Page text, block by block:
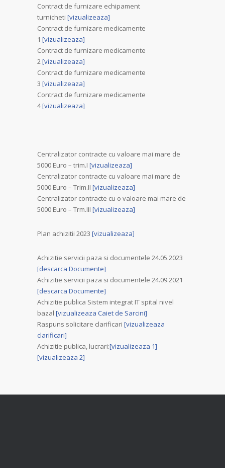
Contract de furnizare echipament
turnicheti [vizualizeaza]
Contract de furnizare medicamente
1 [vizualizeaza]
Contract de furnizare medicamente
2[vizualizeaza]
Contract de furnizare medicamente
3 [vizualizeaza]
Contract de furnizare medicamente
4[vizualizeaza]
Centralizator contracte cu valoare mai mare de
5000 Euro – trim.I [vizualizeaza]
Centralizator contracte cu valoare mai mare de
5000 Euro – Trim.II [vizualizeaza]
Centralizator contracte cu o valoare mai mare de
5000 Euro – Trm.III [vizualizeaza]
Plan achizitii 2023 [vizualizeaza]
Achizitie servicii paza si documentele 24.05.2023
[descarca Documente]
Achizitie servicii paza si documentele 24.09.2021
[descarca Documente]
Achizitie publica Sistem integrat IT spital nivel
bazal [vizualizeaza Caiet de Sarcini]
Raspuns solicitare clarificari [vizualizeaza
clarificari]
Achizitie publica, lucrari:[vizualizeaza 1]
[vizualizeaza 2]